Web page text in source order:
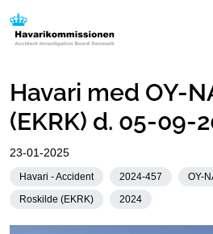
Havari med OY-
(EKRK) d. 05-09-
23-01-2025
Havari - Accident 2024-457 OY-
Roskilde (EKRK)
2024